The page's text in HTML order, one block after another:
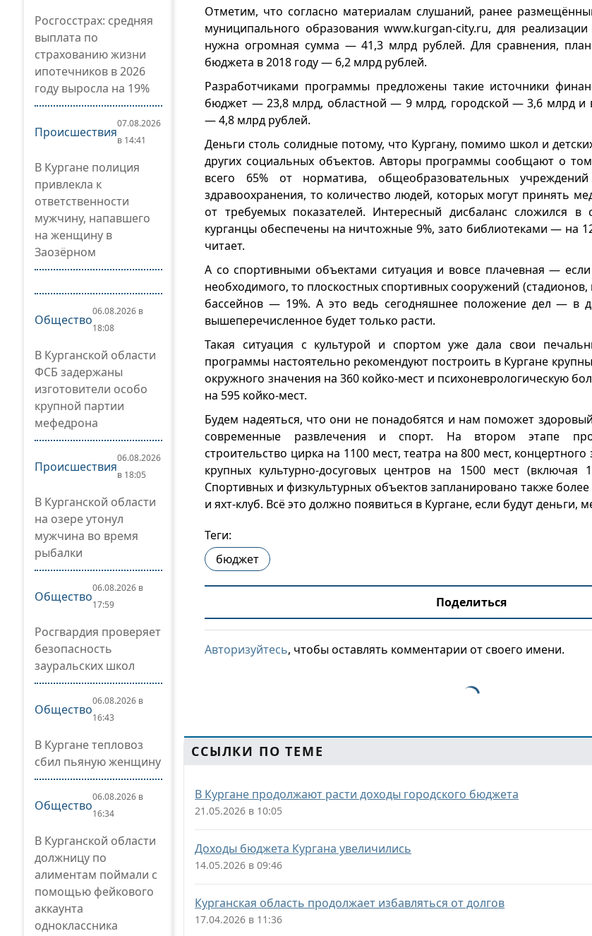
Росгосстрах: средняя
выплата по
страхованию жизни
ипотечников в 2026
году выросла на 19%
Происшествия
07.08.2026
в 14:41
В Кургане полиция
привлекла к
ответственности
мужчину, напавшего
на женщину в
Заозёрном
Общество
06.08.2026 в
18:08
В Курганской области
ФСБ задержаны
изготовители особо
крупной партии
мефедрона
Происшествия
06.08.2026
в 18:05
В Курганской области
на озере утонул
мужчина во время
рыбалки
Общество
06.08.2026 в
17:59
Росгвардия проверяет
безопасность
зауральских школ
Общество
06.08.2026 в
16:43
В Кургане тепловоз
сбил пьяную женщину
Общество
06.08.2026 в
16:34
В Курганской области
должницу по
алиментам поймали с
помощью фейкового
аккаунта
одноклассника
Отметим, что согласно материалам слушаний, ранее
муниципального образования www.kurgan-city.ru, для
нужна огромная сумма — 41,3 млрд рублей. Для сравнения, план
бюджета в 2018 году — 6,2 млрд рублей.
Разработчиками программы предложены такие источники
бюджет — 23,8 млрд, областной — 9 млрд, городской — 3,6 млрд и
— 4,8 млрд рублей.
Деньги столь солидные потому, что Кургану, помимо школ и
других социальных объектов. Авторы программы сообщают о
всего 65% от норматива, общеобразовательных
здравоохранения, то количество людей, которых могут принять
от требуемых показателей. Интересный дисбаланс сложился в
курганцы обеспечены на ничтожные 9%, зато библиотеками — на
читает.
А со спортивными объектами ситуация и вовсе плачевная — если
необходимого, то плоскостных спортивных сооружений (стадионов,
бассейнов — 19%. А это ведь сегодняшнее положение дел — в
вышеперечисленное будет только расти.
Такая ситуация с культурой и спортом уже дала свои
программы настоятельно рекомендуют построить в Кургане
окружного значения на 360 койко-мест и психоневрологическую
на 595 койко-мест.
Будем надеяться, что они не понадобятся и нам поможет
современные развлечения и спорт. На втором этапе
строительство цирка на 1100 мест, театра на 800 мест,
крупных культурно-досуговых центров на 1500 мест (включая
Спортивных и физкультурных объектов запланировано также
и яхт-клуб. Всё это должно появиться в Кургане, если будут деньги,
Теги:
бюджет
Поделиться
Авторизуйтесь, чтобы оставлять комментарии от своего имени.
ССЫЛКИ ПО ТЕМЕ
В Кургане продолжают расти доходы городского бюджета
21.05.2026 в 10:05
Доходы бюджета Кургана увеличились
14.05.2026 в 09:46
Курганская область продолжает избавляться от долгов
17.04.2026 в 11:36